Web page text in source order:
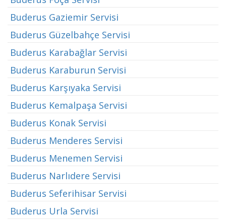
Buderus Gaziemir Servisi
Buderus Güzelbahçe Servisi
Buderus Karabağlar Servisi
Buderus Karaburun Servisi
Buderus Karşıyaka Servisi
Buderus Kemalpaşa Servisi
Buderus Konak Servisi
Buderus Menderes Servisi
Buderus Menemen Servisi
Buderus Narlıdere Servisi
Buderus Seferihisar Servisi
Buderus Urla Servisi